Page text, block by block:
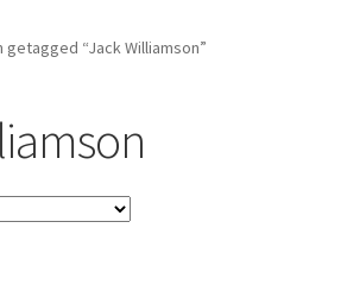
boeken
getagged “Jack Williamson”